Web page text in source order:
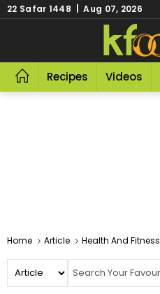
22 Safar 1448 | Aug 07, 2026
Recipes Videos
Home Article Health And Fitness